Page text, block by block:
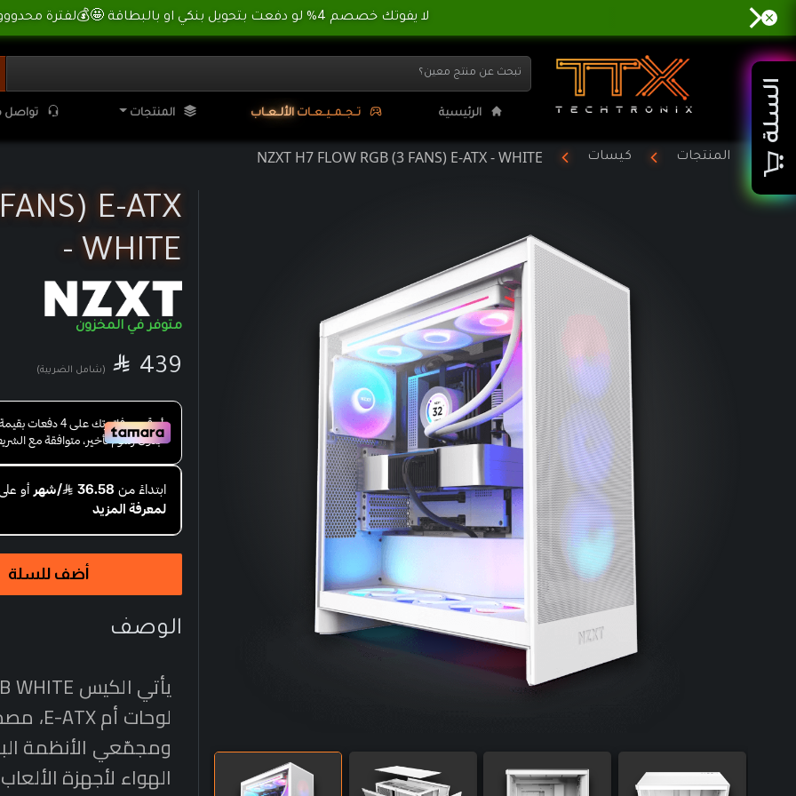
🌊 أسسسعااار نناارر بمناسبة العطلة الصيفية ، لا تفوووتك ⛱️
NZXT H7 FLOW RGB (3 FANS) E-ATX - WHITE | تي تي اكس تيك ترونكس
الرئيسية تــجــمــيــعــات الألــعــاب المنتجات تواصل السلة
المنتجات كيسات NZXT H7 FLOW RGB (3 FANS) E-ATX - WHITE
E-ATX
- WHITE
متوفر في المخزون
(شامل الضريبة)  SAR
439
أضف للسلة
الوصف